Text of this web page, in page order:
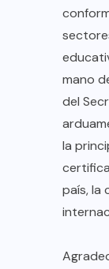
mano
del
la
país, la